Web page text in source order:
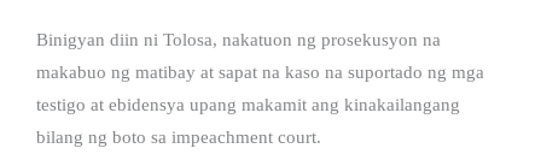
Binigyan diin ni Tolosa, nakatuon ng prosekusyon na
makabuo ng matibay at sapat na kaso na suportado ng mga
testigo at ebidensya upang makamit ang kinakailangang
bilang ng boto sa impeachment court.